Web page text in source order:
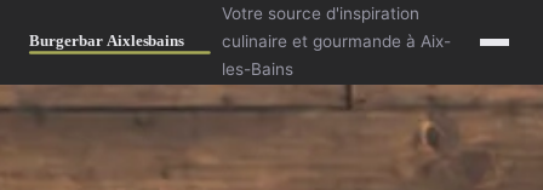
Votre source d'inspiration
culinaire et gourmande à Aix-
les-Bains